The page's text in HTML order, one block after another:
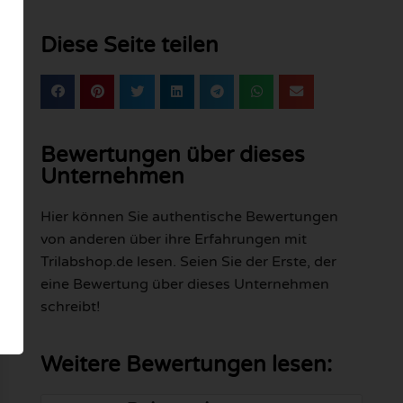
Diese Seite teilen
Bewertungen über dieses
Unternehmen
Hier können Sie authentische Bewertungen
von anderen über ihre Erfahrungen mit
Trilabshop.de lesen. Seien Sie der Erste, der
eine Bewertung über dieses Unternehmen
schreibt!
Weitere Bewertungen lesen: